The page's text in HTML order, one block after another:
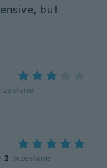
but
· 2 przesłane